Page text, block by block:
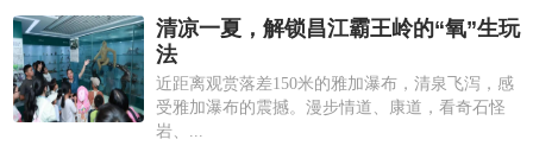
清凉一夏，解锁昌江霸王岭的“氧”生玩
法
近距离观赏落差150米的雅加瀑布，清泉飞泻，感
受雅加瀑布的震撼。漫步情道、康道，看奇石怪
岩、...